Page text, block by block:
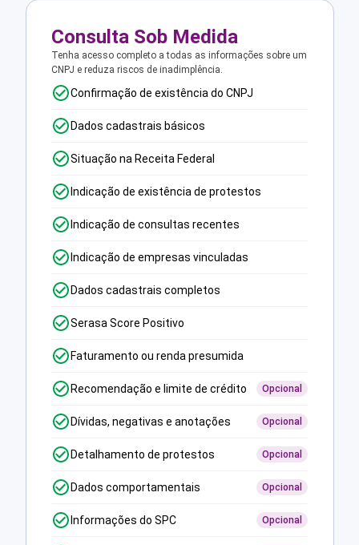
Consulta Sob Medida
Tenha acesso completo a todas as informações sobre um
CNPJ e reduza riscos de inadimplência.
Confirmação de existência do CNPJ
Dados cadastrais básicos
Situação na Receita Federal
Indicação de existência de protestos
Indicação de consultas recentes
Indicação de empresas vinculadas
Dados cadastrais completos
Serasa Score Positivo
Faturamento ou renda presumida
Recomendação e limite de crédito Opcional
Dívidas, negativas e anotações Opcional
Detalhamento de protestos Opcional
Dados comportamentais Opcional
Informações do SPC Opcional